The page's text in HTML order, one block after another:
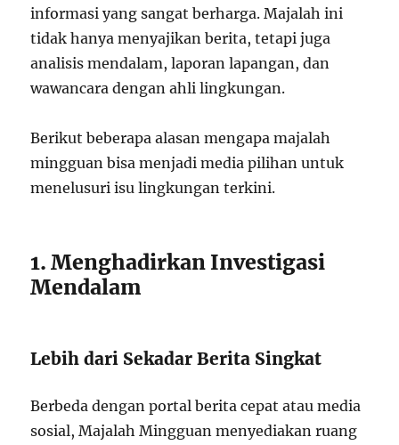
informasi yang sangat berharga. Majalah ini
tidak hanya menyajikan berita, tetapi juga
analisis mendalam, laporan lapangan, dan
wawancara dengan ahli lingkungan.
Berikut beberapa alasan mengapa majalah
mingguan bisa menjadi media pilihan untuk
menelusuri isu lingkungan terkini.
1. Menghadirkan Investigasi
Mendalam
Lebih dari Sekadar Berita Singkat
Berbeda dengan portal berita cepat atau media
sosial, Majalah Mingguan menyediakan ruang